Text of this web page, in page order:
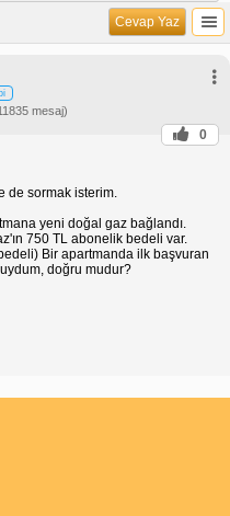
Cevap Yaz
mesaj)
0
de sormak isterim.
yeni doğal gaz bağlandı.
750 TL abonelik bedeli var.
Bir apartmanda ilk başvuran
doğru mudur?